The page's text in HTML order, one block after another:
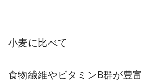
小麦に比べて
食物繊維やビタミンB群が豊